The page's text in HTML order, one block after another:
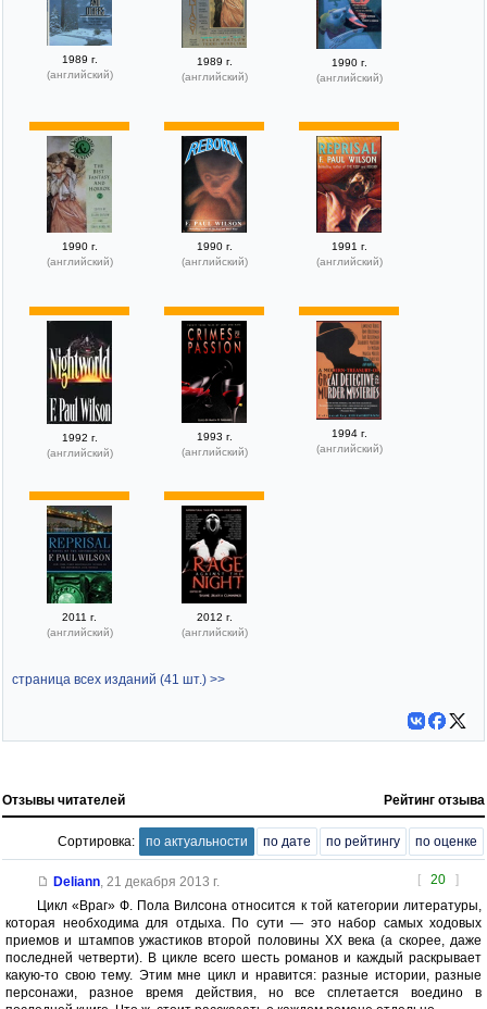
1989 г.
(английский)
1989 г.
(английский)
1990 г.
(английский)
1990 г.
(английский)
1990 г.
(английский)
1991 г.
(английский)
1992 г.
(английский)
1993 г.
(английский)
1994 г.
(английский)
2011 г.
(английский)
2012 г.
(английский)
страница всех изданий (41 шт.) >>
Отзывы читателей Рейтинг отзыва
Сортировка: по актуальности по дате по рейтингу по оценке
[ 20 ]
Deliann, 21 декабря 2013 г.
Цикл «Враг» Ф. Пола Вилсона относится к той категории литературы,
которая необходима для отдыха. По сути — это набор самых ходовых
приемов и штампов ужастиков второй половины ХХ века (а скорее, даже
последней четверти). В цикле всего шесть романов и каждый раскрывает
какую-то свою тему. Этим мне цикл и нравится: разные истории, разные
персонажи, разное время действия, но все сплетается воедино в